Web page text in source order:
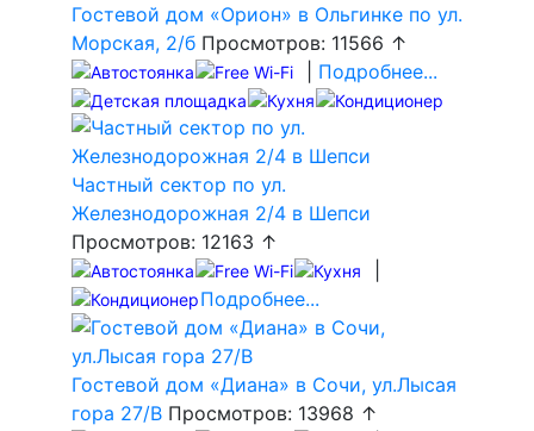
Гостевой дом «Орион» в Ольгинке по ул.
Морская, 2/б Просмотров: 11566 ↑
Подробнее...
Частный сектор по ул.
Железнодорожная 2/4 в Шепси
Просмотров: 12163 ↑
Подробнее...
Гостевой дом «Диана» в Сочи, ул.Лысая
гора 27/В Просмотров: 13968 ↑